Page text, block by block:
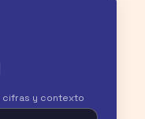
cifras y contexto